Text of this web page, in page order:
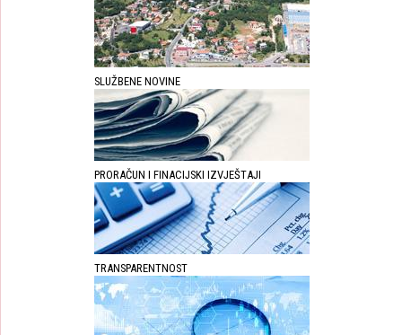
SLUŽBENE NOVINE
PRORAČUN I FINACIJSKI IZVJEŠTAJI
TRANSPARENTNOST